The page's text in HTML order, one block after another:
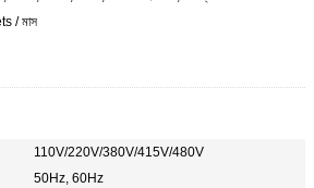
/ মাস
110V/220V/380V/415V/480V
50Hz, 60Hz